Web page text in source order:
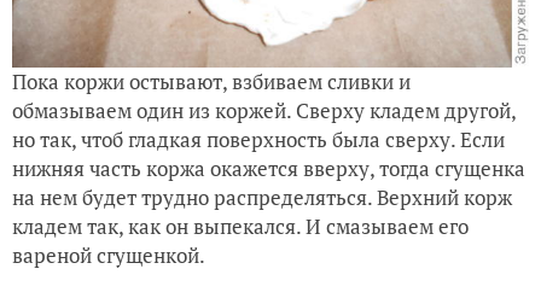
Пока коржи остывают, взбиваем сливки и
обмазываем один из коржей. Сверху кладем другой,
но так, чтоб гладкая поверхность была сверху. Если
нижняя часть коржа окажется вверху, тогда сгущенка
на нем будет трудно распределяться. Верхний корж
кладем так, как он выпекался. И смазываем его
вареной сгущенкой.